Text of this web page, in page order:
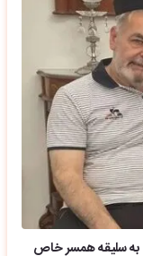
به سلیقه همسر خاص